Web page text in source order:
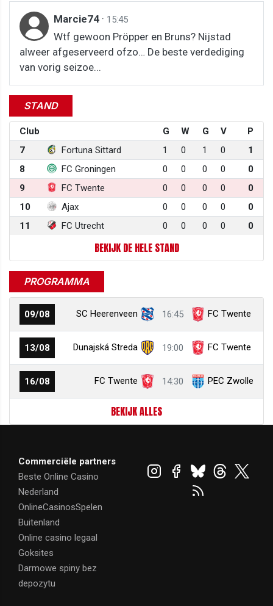
Marcie74 · 15:45
Wtf gewoon Pröpper en Bruns? Nijstad
alweer afgeserveerd ofzo… De beste verdediging
van vorig seizoe...
STAND
Club G W G V
P
7
Fortuna Sittard 1 0 1 0
1
8
FC Groningen 0 0 0 0
0
9
FC Twente 0 0 0 0
0
10
Ajax 0 0 0 0
0
11
FC Utrecht 0 0 0 0 0
BEKIJK DE HELE STAND
PROGRAMMA
09/08 SC Heerenveen 16:45 FC Twente
13/08 Dunajská Streda 19:00 FC Twente
16/08 FC Twente 14:30 PEC Zwolle
BEKIJK ALLES
Commerciële partners
Beste Online Casino
Nederland
OnlineCasinosSpelen
Buitenland
Online casino legaal
Goksites
Darmowe spiny bez
depozytu